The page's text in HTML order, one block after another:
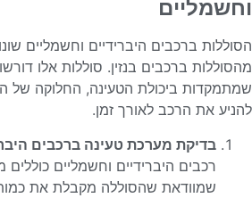
וחשמליים
הסוללות ברכבים היברידיים וחשמליים
מהסוללות ברכבים בנזין. סוללות אלו
שמתמקדות ביכולת הטעינה, החלוקה של
להניע את הרכב לאורך זמן.
בדיקת מערכת טעינה ברכבים
רכבים היברידיים וחשמליים
שמוודאת שהסוללה מקבלת את